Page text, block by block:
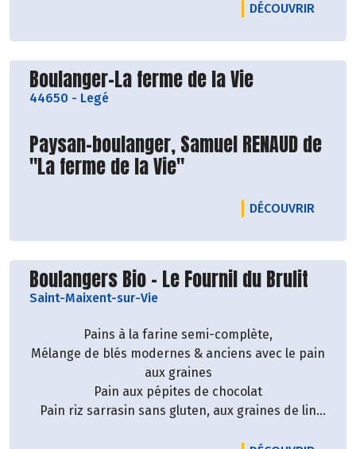
Ils travaillent uniquement avec des produits issus
de l'agriculture
biologique. Leurs farines proviennent toutes de
de produits locaux.
Il est important pour eux, de réaliser du pain
qualitatif en privilégiant des méthodes
artisanales. Ils produisent que du pain au levain
bois.
DÉCOUVRIR
Découvrir le producteur
Boulanger-La ferme de la Vie
44650 - Legé
Paysan-boulanger, Samuel RENAUD de
"La ferme de la Vie"
DÉCOUVRIR
Découvrir le producteur
Boulangers Bio - Le Fournil du Brulit
Saint-Maixent-sur-Vie
Pains à la farine semi-complète,
Mélange de blés modernes & anciens avec le pain
aux graines
Pain aux pépites de chocolat
Pain riz sarrasin sans gluten, aux graines de lin